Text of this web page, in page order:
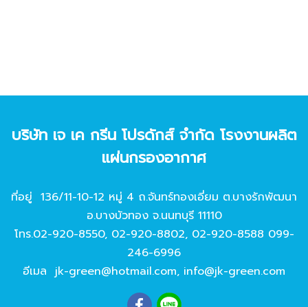
บริษัท เจ เค กรีน โปรดักส์ จํากัด โรงงานผลิต
แผ่นกรองอากาศ
ที่อยู่ 136/11-10-12 หมู่ 4 ถ.จันทร์ทองเอี่ยม ต.บางรักพัฒนา
อ.บางบัวทอง จ.นนทบุรี 11110
โทร.02-920-8550, 02-920-8802, 02-920-8588 099-
246-6996
อีเมล jk-green@hotmail.com, info@jk-green.com